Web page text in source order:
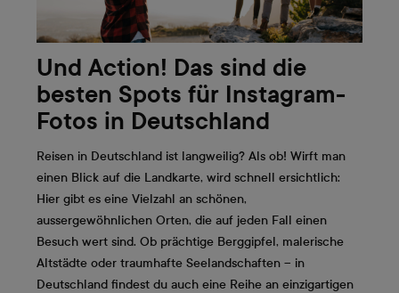
Und Action! Das sind die
besten Spots für Instagram-
Fotos in Deutschland
Reisen in Deutschland ist langweilig? Als ob! Wirft man
einen Blick auf die Landkarte, wird schnell ersichtlich:
Hier gibt es eine Vielzahl an schönen,
aussergewöhnlichen Orten, die auf jeden Fall einen
Besuch wert sind. Ob prächtige Berggipfel, malerische
Altstädte oder traumhafte Seelandschaften – in
Deutschland findest du auch eine Reihe an einzigartigen